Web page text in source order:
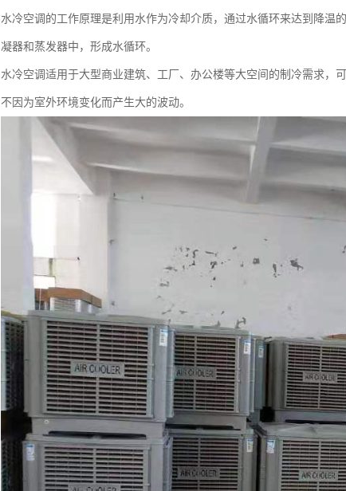
水冷空调的工作原理是利用水作为冷却介质，通过水循环来达到降温
凝器和蒸发器中，形成水循环。
水冷空调适用于大型商业建筑、工厂、办公楼等大空间的制冷需求，
不因为室外环境变化而产生大的波动。